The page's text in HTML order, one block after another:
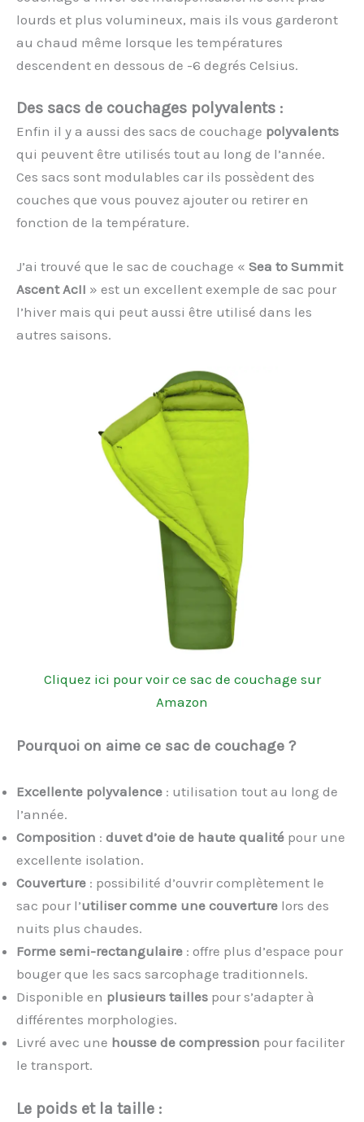
lourds et plus volumineux, mais ils vous garderont
au chaud même lorsque les températures
descendent en dessous de -6 degrés Celsius.
Des sacs de couchages polyvalents :
Enfin il y a aussi des sacs de couchage polyvalents
qui peuvent être utilisés tout au long de l’année.
Ces sacs sont modulables car ils possèdent des
couches que vous pouvez ajouter ou retirer en
fonction de la température.
J’ai trouvé que le sac de couchage « Sea to Summit
Ascent AcII » est un excellent exemple de sac pour
l’hiver mais qui peut aussi être utilisé dans les
autres saisons.
Cliquez ici pour voir ce sac de couchage sur
Amazon
Pourquoi on aime ce sac de couchage ?
Excellente polyvalence : utilisation tout au long de
l’année.
Composition : duvet d’oie de haute qualité pour une
excellente isolation.
Couverture : possibilité d’ouvrir complètement le
sac pour l’utiliser comme une couverture lors des
nuits plus chaudes.
Forme semi-rectangulaire : offre plus d’espace pour
bouger que les sacs sarcophage traditionnels.
Disponible en plusieurs tailles pour s’adapter à
différentes morphologies.
Livré avec une housse de compression pour faciliter
le transport.
Le poids et la taille :